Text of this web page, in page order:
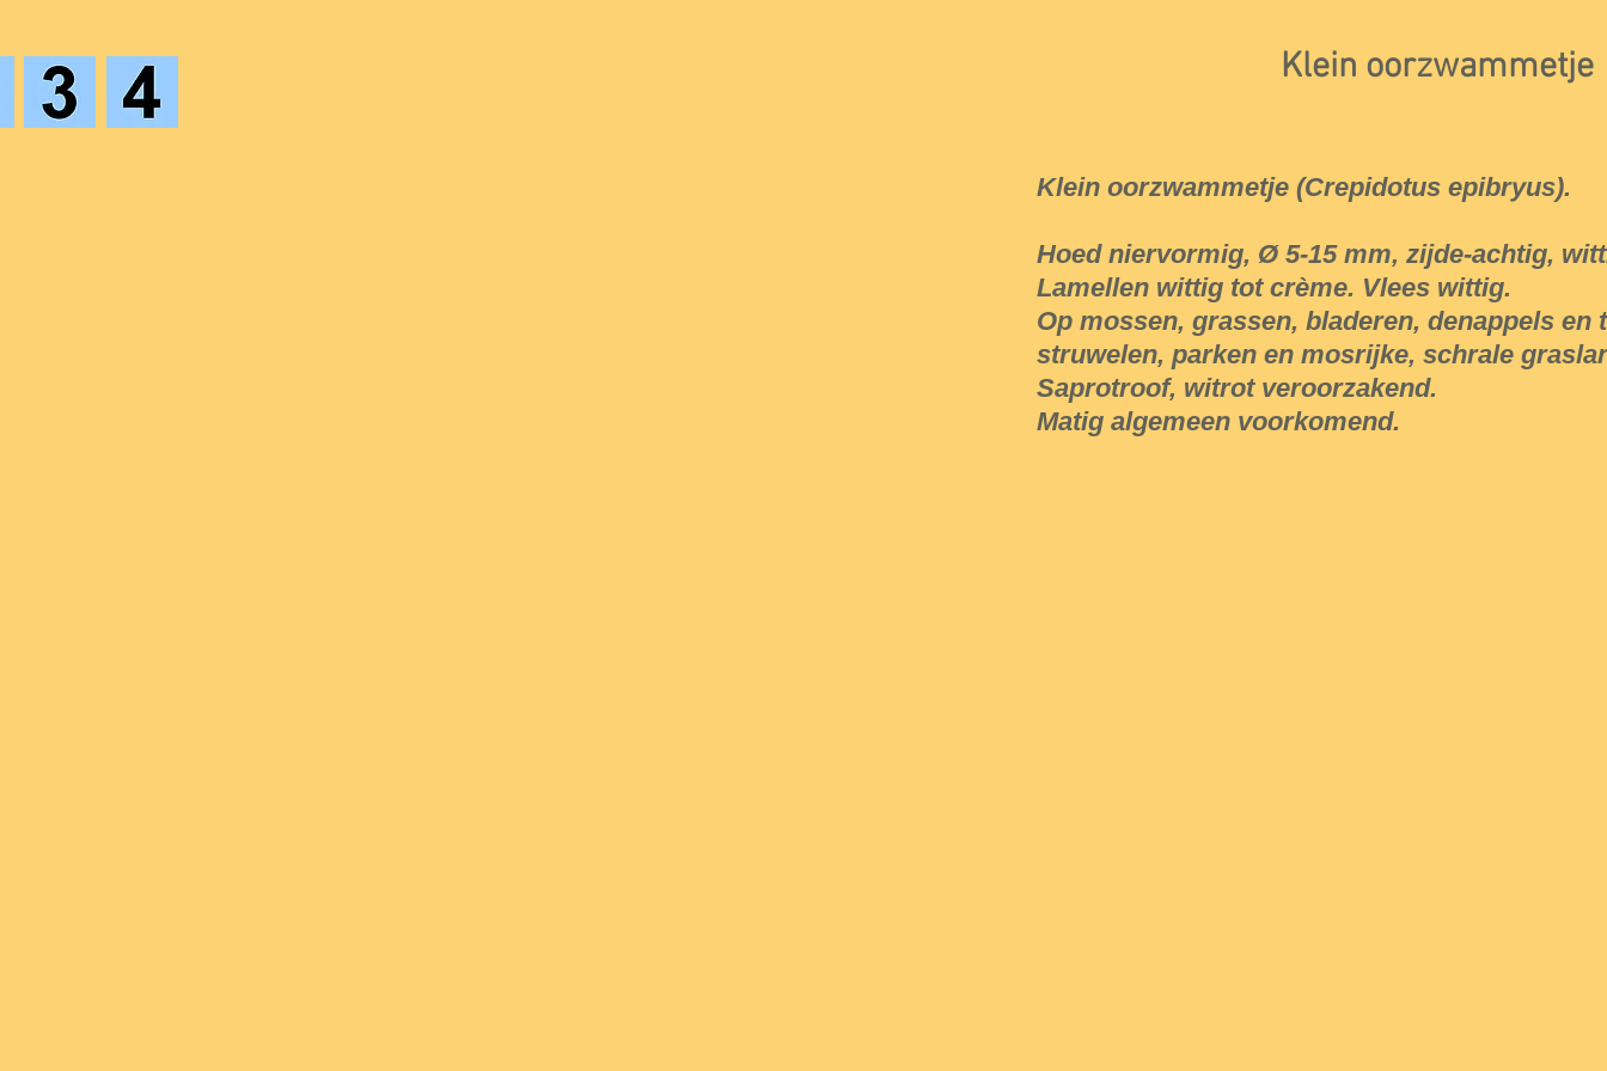
Klein oorzwammetje
Klein oorzwammetje (Crepidotus epibryus).
Hoed niervormig, Ø 5-15 mm, zijde-achtig,
Lamellen wittig tot crème. Vlees wittig.
Op mossen, grassen, bladeren, denappels en
struwelen, parken en mosrijke, schrale
Saprotroof, witrot veroorzakend.
Matig algemeen voorkomend.